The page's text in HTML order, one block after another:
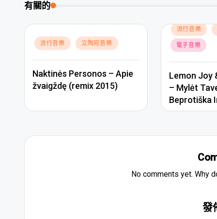
有關的
Posted
流行音樂 立陶宛音樂
Naktinės Personos – Apie
žvaigždę (remix 2015)
Posted
in
流行音樂
電子音樂
Lemon Joy
– Mylėt
Beprotiška
No comments yet. Why
發